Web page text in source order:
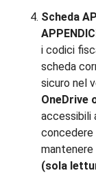
Scheda
APPENDICI
i codici
scheda
sicuro nel
OneDrive
accessibili
concedere
(sola